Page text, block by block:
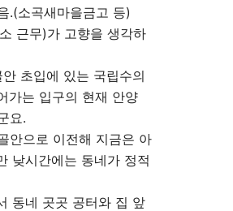
.(소곡새마을금고 등)
근무)가 고향을 생각하
초입에 있는 국립수의
가는 입구의 현재 안양
요.
안으로 이전해 지금은 아
낮시간에는 동네가 정적
동네 곳곳 공터와 집 앞